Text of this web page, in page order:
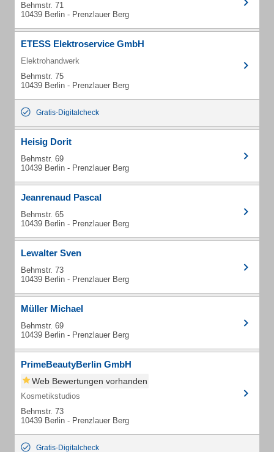
Behmstr. 71
10439 Berlin - Prenzlauer Berg
ETESS Elektroservice GmbH
Elektrohandwerk
Behmstr. 75
10439 Berlin - Prenzlauer Berg
Gratis-Digitalcheck
Heisig Dorit
Behmstr. 69
10439 Berlin - Prenzlauer Berg
Jeanrenaud Pascal
Behmstr. 65
10439 Berlin - Prenzlauer Berg
Lewalter Sven
Behmstr. 73
10439 Berlin - Prenzlauer Berg
Müller Michael
Behmstr. 69
10439 Berlin - Prenzlauer Berg
PrimeBeautyBerlin GmbH
Web Bewertungen vorhanden
Kosmetikstudios
Behmstr. 73
10439 Berlin - Prenzlauer Berg
Gratis-Digitalcheck